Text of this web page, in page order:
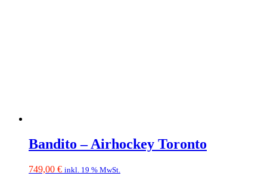
Bandito – Airhockey Toronto
749,00 € inkl. 19 % MwSt.